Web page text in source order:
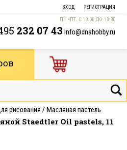
ВХОД РЕГИСТРАЦИЯ
ПН.-ПТ. С 10:00 ДО 18:00
232 07 43 info@dnahobby.ru
рисования / Масляная пастель
Staedtler Oil pastels, 11